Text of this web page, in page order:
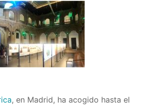
, en Madrid, ha acogido hasta el